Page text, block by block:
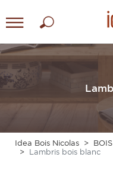
Idea Bois Nicolas
Lambris bois blanc